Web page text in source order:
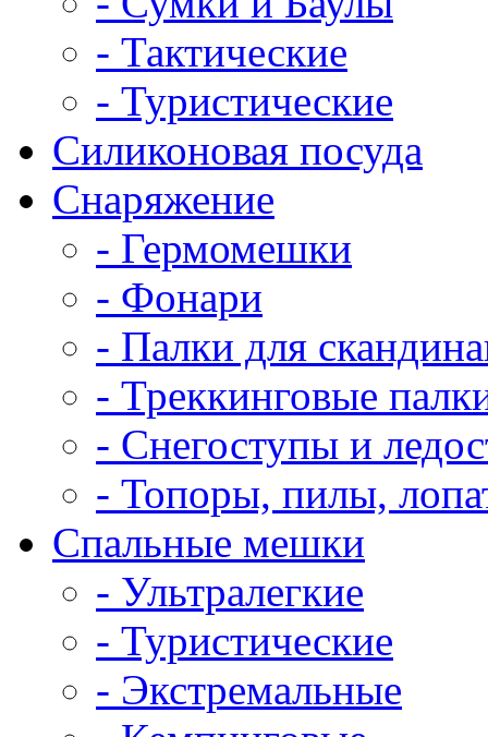
- Тактические
- Туристические
Силиконовая посуда
Снаряжение
- Гермомешки
- Фонари
- Палки для
- Треккинговые
- Снегоступы и
- Топоры, пилы,
Спальные мешки
- Ультралегкие
- Туристические
- Экстремальные